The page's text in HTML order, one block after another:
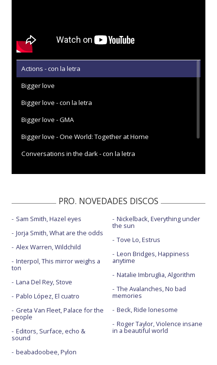
Actions - con la letra
Bigger love
Bigger love - con la letra
Bigger love - GMA
Bigger love - One World: Together at Home
Conversations in the dark - con la letra
PRO. NOVEDADES DISCOS
Sam Smith, Hazel eyes
Jorja Smith, What are the odds
Alex Warren, Wildchild
Interpol, This mirror weighs a
ton
Lana Del Rey, Stove
Pablo López, El cuatro
Greta Van Fleet, Palace for the
people
Editors, Surface, echo &
sound
beabadoobee, Pylon
Nickelback, Everything under
the sun
Tove Lo, Estrus
Leon Bridges, Happiness
anytime
Natalie Imbruglia, Algorithm
The Avalanches, No bad
memories
Beck, Ride lonesome
Roger Taylor, Violence insane
in a beautiful world